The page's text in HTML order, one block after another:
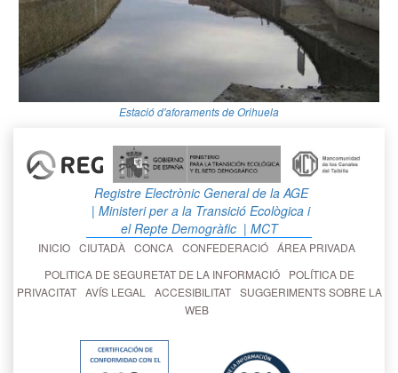
Estació d'aforaments de Orihuela
Registre Electrònic General de la AGE
| Ministeri per a la Transició Ecològica i
el Repte Demogràfic | MCT
INICIO CIUTADÀ CONCA CONFEDERACIÓ ÁREA PRIVADA
POLITICA DE SEGURETAT DE LA INFORMACIÓ
POLÍTICA DE
PRIVACITAT AVÍS LEGAL ACCESIBILITAT SUGGERIMENTS SOBRE LA
WEB